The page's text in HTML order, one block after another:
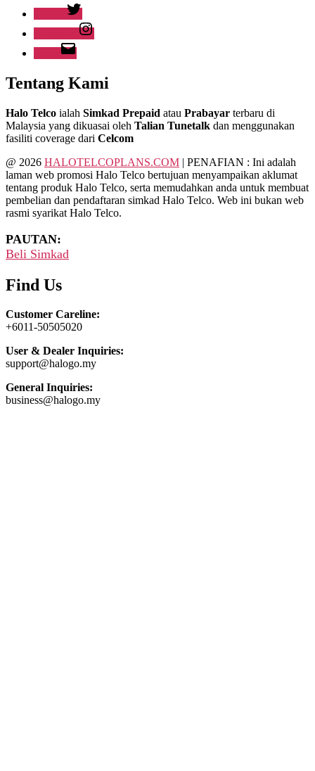
Tentang Kami
Halo Telco ialah Simkad Prepaid atau Prabayar terbaru di
Malaysia yang dikuasai oleh Talian Tunetalk dan menggunakan
fasiliti coverage dari Celcom
@ 2026 HALOTELCOPLANS.COM | PENAFIAN : Ini adalah
laman web promosi Halo Telco bertujuan menyampaikan aklumat
tentang produk Halo Telco, serta memudahkan anda untuk membuat
pembelian dan pendaftaran simkad Halo Telco. Web ini bukan web
rasmi syarikat Halo Telco.
PAUTAN:
Beli Simkad
Find Us
Customer Careline:
+6011-50505020
User & Dealer Inquiries:
support@halogo.my
General Inquiries:
business@halogo.my